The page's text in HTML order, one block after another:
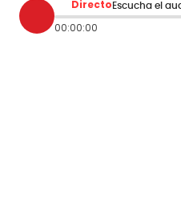
Directo Escucha el
00:00:00